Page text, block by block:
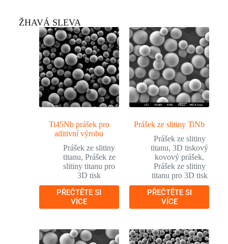
ŽHAVÁ SLEVA
Ti45Nb prášek pro
aditivní výrobu
Prášek ze slitiny
titanu, Prášek ze
slitiny titanu pro
3D tisk
PŘEČTĚTE SI
VÍCE
Prášek ze slitiny TiNb
Prášek ze slitiny
titanu,3D tiskový
kovový prášek,
Prášek ze slitiny
titanu pro 3D tisk
PŘEČTĚTE SI
VÍCE